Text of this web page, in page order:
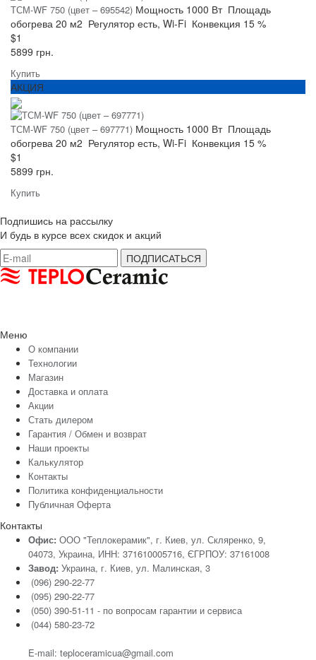
ТСМ-WF 750 (цвет – 695542) Мощность 1000 Вт Площадь
обогрева 20 м2 Регулятор есть, Wi-Fi Конвекция 15 %
$1
5899 грн.
Купить
АКЦИЯ
ТСМ-WF 750 (цвет – 697771) Мощность 1000 Вт Площадь
обогрева 20 м2 Регулятор есть, Wi-Fi Конвекция 15 %
$1
5899 грн.
Купить
Подпишись на рассылку
И будь в курсе всех скидок и акций
Меню
О компании
Технологии
Магазин
Доставка и оплата
Акции
Стать дилером
Гарантия / Обмен и возврат
Наши проекты
Калькулятор
Контакты
Политика конфиденциальности
Публичная Оферта
Контакты
Офис: ООО "Теплокерамик", г. Киев, ул. Скляренко, 9,
04073, Украина, ИНН: 371610005716, ЄГРПОУ: 37161008
Завод: Украина, г. Киев, ул. Малинская, 3
(096) 290-22-77
(095) 290-22-77
(050) 390-51-11 - по вопросам гарантии и cервиса
(044) 580-23-72
E-mail: teploceramicua@gmail.com